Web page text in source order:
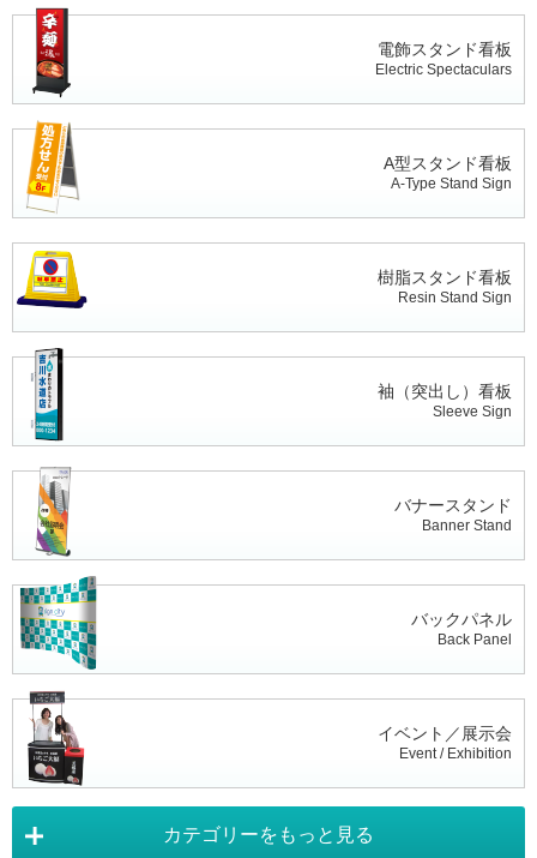
電飾スタンド看板
Electric Spectaculars
A型スタンド看板
A-Type Stand Sign
樹脂スタンド看板
Resin Stand Sign
袖（突出し）看板
Sleeve Sign
バナースタンド
Banner Stand
バックパネル
Back Panel
イベント／展示会
Event / Exhibition
カテゴリーをもっと見る